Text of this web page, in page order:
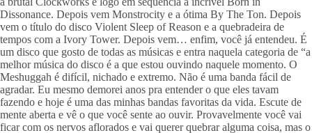
Dissonance. Depois vem Monstrocity e a ótima By The Ton. Depois
vem o título do disco Violent Sleep of Reason e a quebradeira de
tempos com a Ivory Tower. Depois vem… enfim, você já entendeu. É
um disco que gosto de todas as músicas e entra naquela categoria de “a
melhor música do disco é a que estou ouvindo naquele momento. O
Meshuggah é difícil, nichado e extremo. Não é uma banda fácil de
agradar. Eu mesmo demorei anos pra entender o que eles tavam
fazendo e hoje é uma das minhas bandas favoritas da vida. Escute de
mente aberta e vê o que você sente ao ouvir. Provavelmente você vai
ficar com os nervos aflorados e vai querer quebrar alguma coisa, mas o